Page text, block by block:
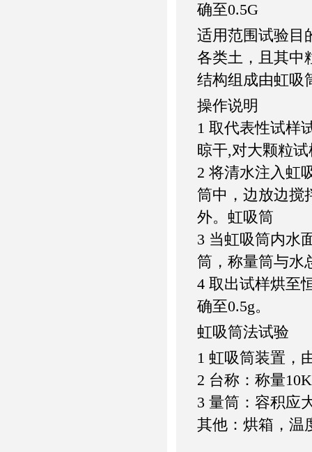
确至0.5G
适用范围试验目
各类土，且其中
结构组成由虹吸
操作说明
1 取代表性试样
晾干,对大颗粒
2 将清水注入虹
筒中，边放边搅
外。虹吸筒
3 当虹吸筒内水
筒，称量筒与水
4 取出试样烘至
确至0.5g。
虹吸筒法试验
1 虹吸筒装置
2 台称：称量
3 量筒：容积
其他：烘箱，温